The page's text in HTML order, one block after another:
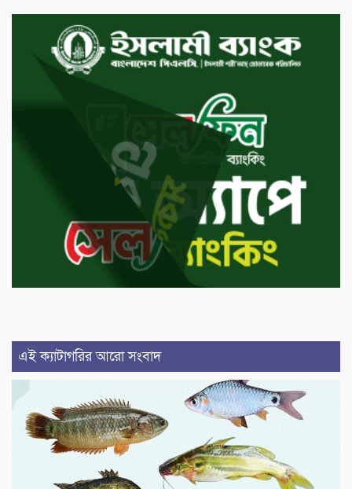
এই ক্যাটাগরির আরো সংবাদ